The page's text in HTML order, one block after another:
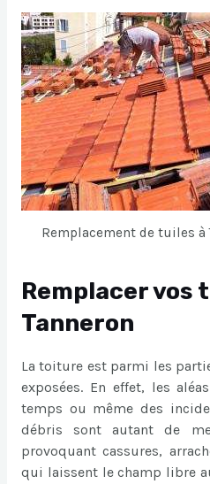
Remplacement de tuiles à
Remplacer vos
Tanneron
La toiture est parmi les
exposées. En effet, les
temps ou même des
débris sont autant de
provoquant cassures,
qui laissent le champ libre